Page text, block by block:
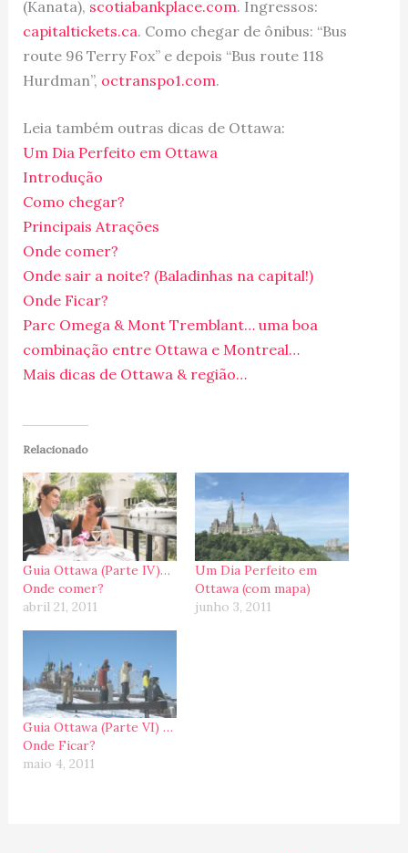
(Kanata), scotiabankplace.com. Ingressos:
capitaltickets.ca. Como chegar de ônibus: “Bus
route 96 Terry Fox” e depois “Bus route 118
Hurdman”, octranspo1.com.
Leia também outras dicas de Ottawa:
Um Dia Perfeito em Ottawa
Introdução
Como chegar?
Principais Atrações
Onde comer?
Onde sair a noite? (Baladinhas na capital!)
Onde Ficar?
Parc Omega & Mont Tremblant… uma boa
combinação entre Ottawa e Montreal…
Mais dicas de Ottawa & região…
Relacionado
Guia Ottawa (Parte IV)…
Onde comer?
abril 21, 2011
Um Dia Perfeito em
Ottawa (com mapa)
junho 3, 2011
Guia Ottawa (Parte VI) …
Onde Ficar?
maio 4, 2011